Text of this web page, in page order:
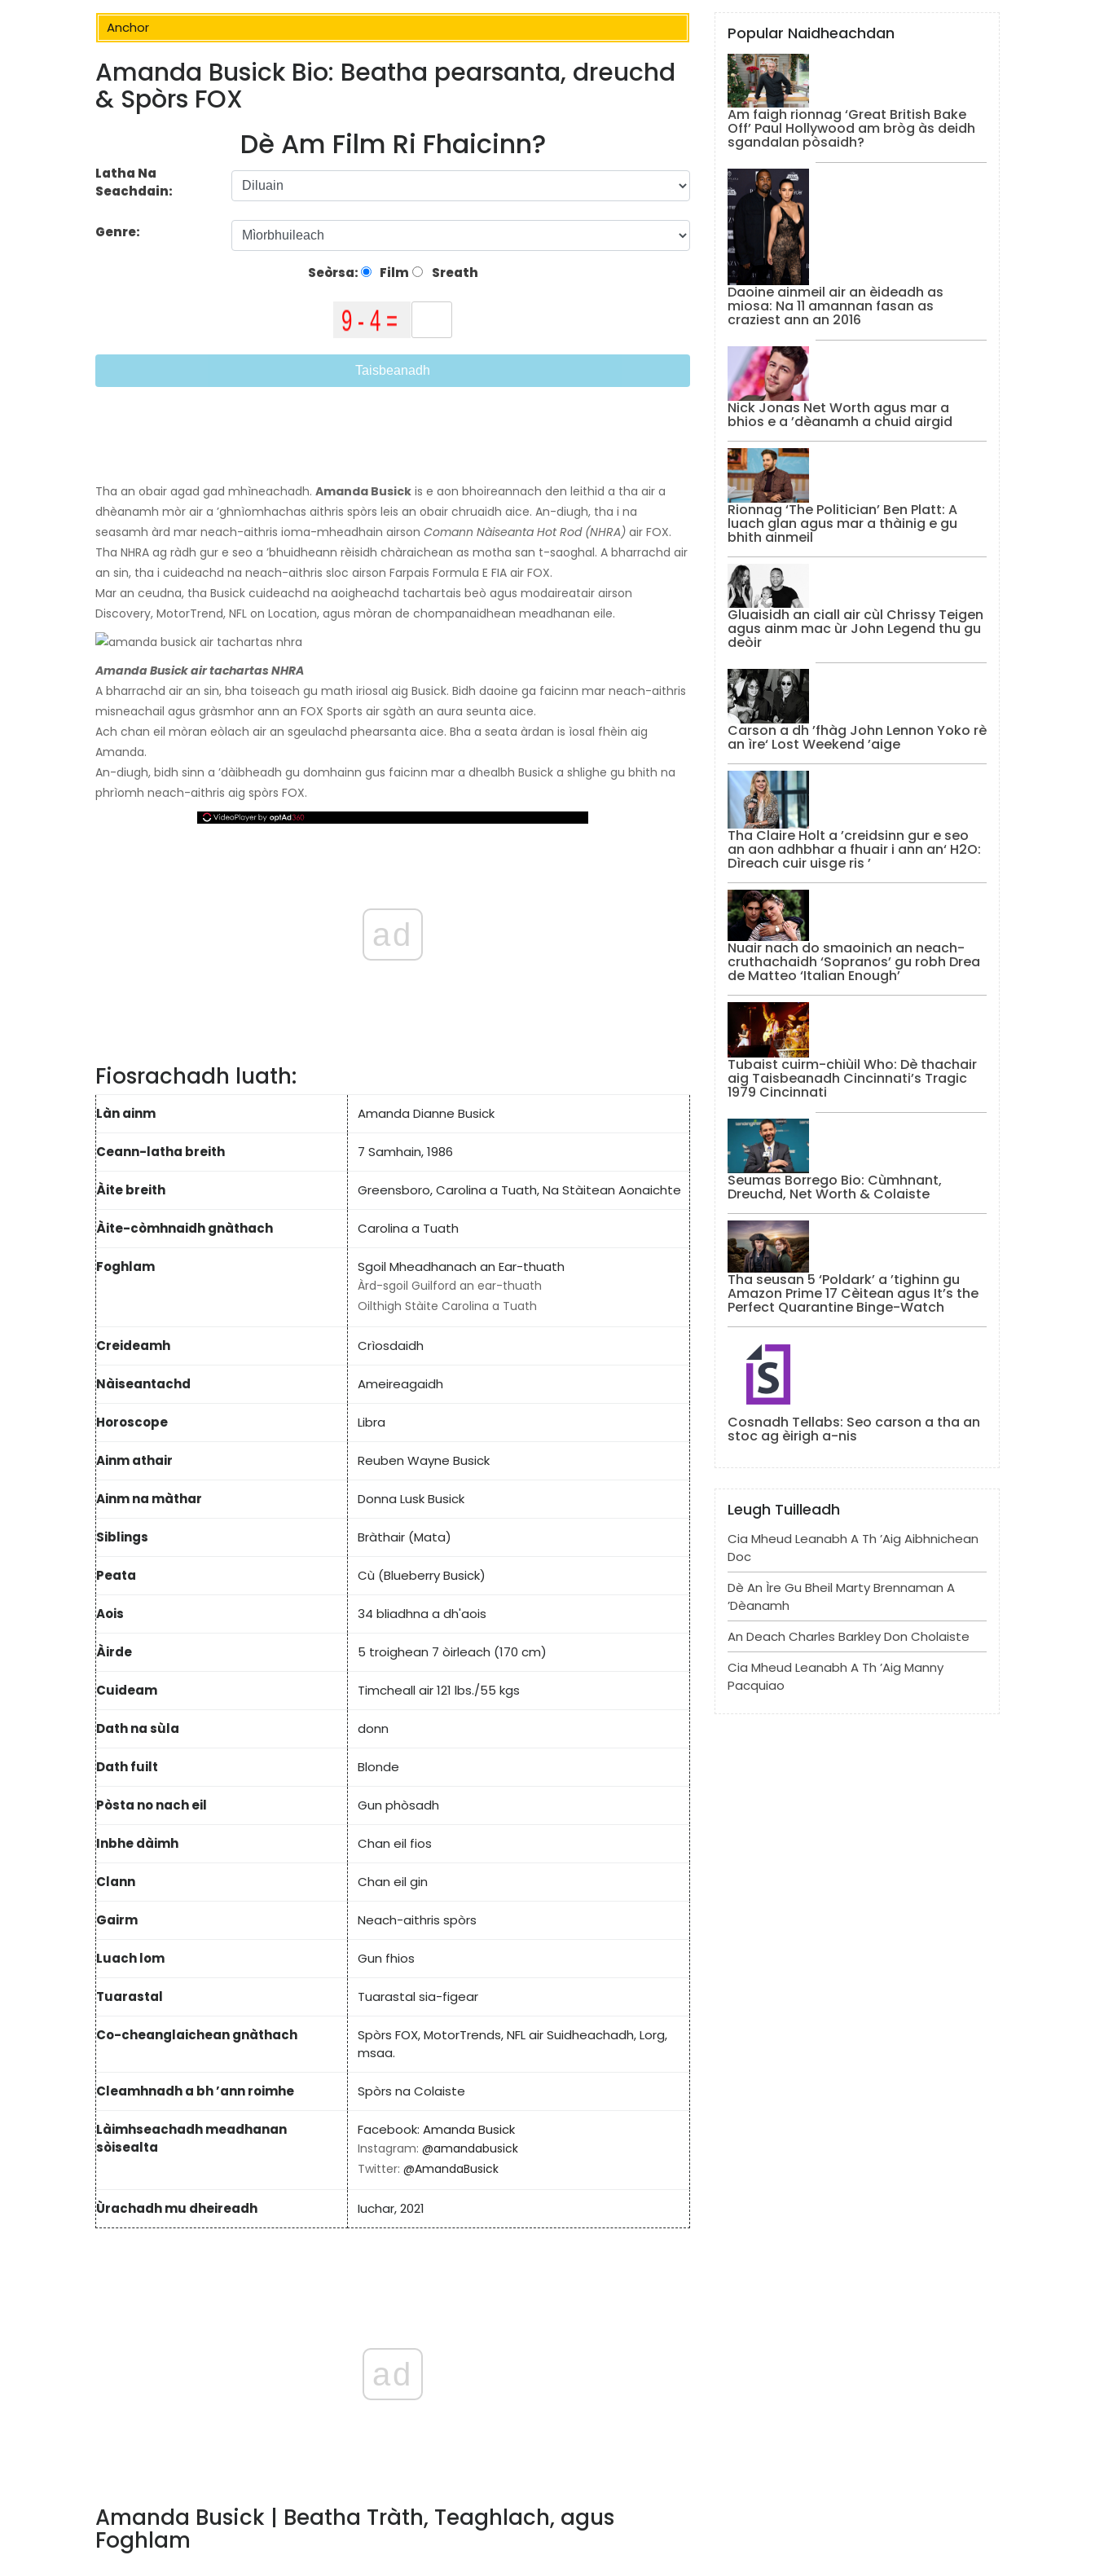
Anchor
Amanda Busick Bio: Beatha pearsanta, dreuchd
& Spòrs FOX
Dè Am Film Ri Fhaicinn?
Latha Na
Seachdain:
Genre:
Seòrsa: Film Sreath
Taisbeanadh
Tha an obair agad gad mhìneachadh. Amanda Busick is e aon bhoireannach den leithid a tha air a
dhèanamh mòr air a ’ghnìomhachas aithris spòrs leis an obair chruaidh aice. An-diugh, tha i na
seasamh àrd mar neach-aithris ioma-mheadhain airson Comann Nàiseanta Hot Rod (NHRA) air FOX.
Tha NHRA ag ràdh gur e seo a ’bhuidheann rèisidh chàraichean as motha san t-saoghal. A bharrachd air
an sin, tha i cuideachd na neach-aithris sloc airson Farpais Formula E FIA air FOX.
Mar an ceudna, tha Busick cuideachd na aoigheachd tachartais beò agus modaireatair airson
Discovery, MotorTrend, NFL on Location, agus mòran de chompanaidhean meadhanan eile.
Amanda Busick air tachartas NHRA
A bharrachd air an sin, bha toiseach gu math iriosal aig Busick. Bidh daoine ga faicinn mar neach-aithris
misneachail agus gràsmhor ann an FOX Sports air sgàth an aura seunta aice.
Ach chan eil mòran eòlach air an sgeulachd phearsanta aice. Bha a seata àrdan is ìosal fhèin aig
Amanda.
An-diugh, bidh sinn a ’dàibheadh ​​gu domhainn gus faicinn mar a dhealbh Busick a shlighe gu bhith na
phrìomh neach-aithris aig spòrs FOX.
ad
Fiosrachadh luath:
Làn ainm Amanda Dianne Busick
Ceann-latha breith 7 Samhain, 1986
Àite breith Greensboro, Carolina a Tuath, Na Stàitean Aonaichte
Àite-còmhnaidh gnàthach Carolina a Tuath
Foghlam Sgoil Mheadhanach an Ear-thuath
Àrd-sgoil Guilford an ear-thuath
Oilthigh Stàite Carolina a Tuath
Creideamh Crìosdaidh
Nàiseantachd Ameireagaidh
Horoscope Libra
Ainm athair Reuben Wayne Busick
Ainm na màthar Donna Lusk Busick
Siblings Bràthair (Mata)
Peata Cù (Blueberry Busick)
Aois 34 bliadhna a dh'aois
Àirde 5 troighean 7 òirleach (170 cm)
Cuideam Timcheall air 121 lbs./55 kgs
Dath na sùla donn
Dath fuilt Blonde
Pòsta no nach eil Gun phòsadh
Inbhe dàimh Chan eil fios
Clann Chan eil gin
Gairm Neach-aithris spòrs
Luach lom Gun fhios
Tuarastal Tuarastal sia-figear
Co-cheanglaichean gnàthach
Spòrs FOX, MotorTrends, NFL air Suidheachadh, Lorg,
msaa.
Cleamhnadh a bh ’ann roimhe Spòrs na Colaiste
Làimhseachadh meadhanan
sòisealta
Facebook: Amanda Busick
Instagram: @amandabusick
Twitter: @AmandaBusick
Ùrachadh mu dheireadh Iuchar, 2021
ad
Amanda Busick | Beatha Tràth, Teaghlach, agus
Foghlam
Popular Naidheachdan
Am faigh rionnag ‘Great British Bake
Off’ Paul Hollywood am bròg às deidh
sgandalan pòsaidh?
Daoine ainmeil air an èideadh as
miosa: Na 11 amannan fasan as
craziest ann an 2016
Nick Jonas Net Worth agus mar a
bhios e a ’dèanamh a chuid airgid
Rionnag ‘The Politician’ Ben Platt: A
luach glan agus mar a thàinig e gu
bhith ainmeil
Gluaisidh an ciall air cùl Chrissy Teigen
agus ainm mac ùr John Legend thu gu
deòir
Carson a dh ’fhàg John Lennon Yoko rè
an ìre‘ Lost Weekend ’aige
Tha Claire Holt a ’creidsinn gur e seo
an aon adhbhar a fhuair i ann an‘ H2O:
Dìreach cuir uisge ris ’
Nuair nach do smaoinich an neach-
cruthachaidh ‘Sopranos’ gu robh Drea
de Matteo ‘Italian Enough’
Tubaist cuirm-chiùil Who: Dè thachair
aig Taisbeanadh Cincinnati’s Tragic
1979 Cincinnati
Seumas Borrego Bio: Cùmhnant,
Dreuchd, Net Worth & Colaiste
Tha seusan 5 ‘Poldark’ a ’tighinn gu
Amazon Prime 17 Cèitean agus It’s the
Perfect Quarantine Binge-Watch
Cosnadh Tellabs: Seo carson a tha an
stoc ag èirigh a-nis
Leugh Tuilleadh
Cia Mheud Leanabh A Th ’aig Aibhnichean
Doc
Dè An Ìre Gu Bheil Marty Brennaman A
’dèanamh
An Deach Charles Barkley Don Cholaiste
Cia Mheud Leanabh A Th ’aig Manny
Pacquiao